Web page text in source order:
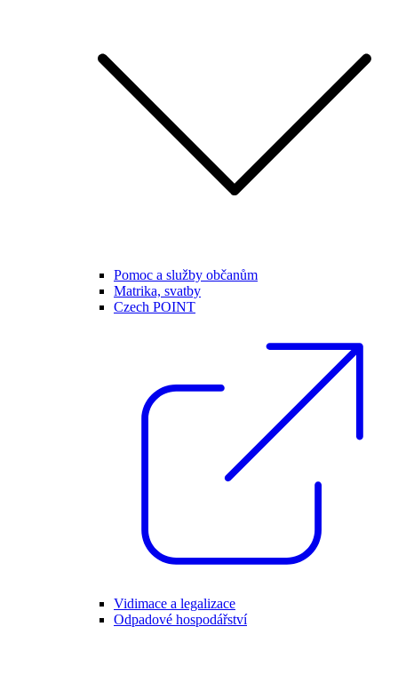
Pomoc a služby občanům
Matrika, svatby
Czech POINT
Vidimace a legalizace
Odpadové hospodářství